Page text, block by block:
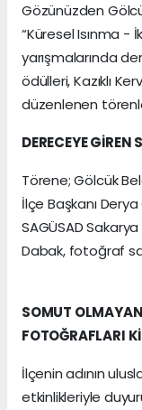
Gözünüzden
“Küresel Isınma -
yarışmalarında
ödülleri, Kazıklı
düzenlenen
DERECEYE
Törene; Gölcük
İlçe Başkanı
SAGÜSAD
Dabak, fotoğraf
SOMUT
FOTOĞRAFLARI
İlçenin adının
etkinlikleriyle